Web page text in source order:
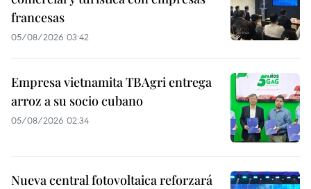
francesas
05/08/2026 03:42
Empresa vietnamita TBAgri entrega
arroz a su socio cubano
05/08/2026 02:34
Nueva central fotovoltaica reforzará